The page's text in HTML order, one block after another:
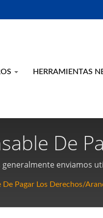
HERRAMIENTAS
De
enviamos
De Pagar Los Derechos/